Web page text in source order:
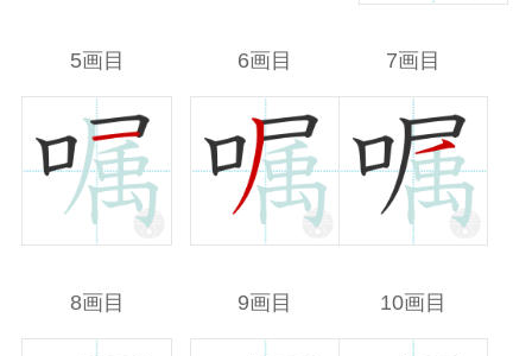
5画目 6画目 7画目
8画目 9画目 10画目